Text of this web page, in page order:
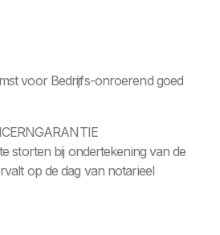
voor Bedrijfs-onroerend goed
storten bij ondertekening van de
op de dag van notarieel